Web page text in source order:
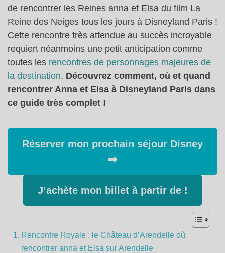
de rencontrer les Reines anna et Elsa du film La
Reine des Neiges tous les jours à Disneyland Paris !
Cette rencontre très attendue au succès incroyable
requiert néanmoins une petit anticipation comme
toutes les rencontres de personnages majeures de
la destination. Découvrez comment, où et quand
rencontrer Anna et Elsa à Disneyland Paris dans
ce guide très complet !
Réserver mon prochain séjour Disney
➡️
J’achète mon billet à partir de !
Rencontre Royale : le Château d’Arendelle où
rencontrer anna et Elsa sur Arendelle